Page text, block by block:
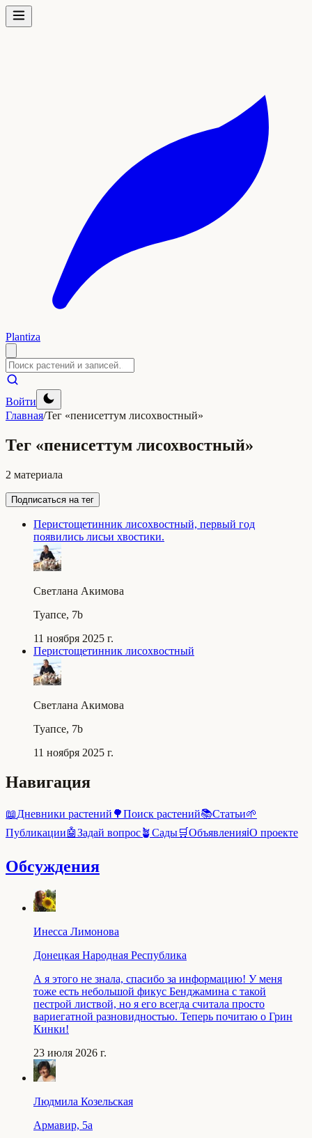
Plantiza
Войти
Главная/Тег «пенисеттум лисохвостный»
Тег «пенисеттум лисохвостный»
2 материала
Подписаться на тег
Перистощетинник лисохвостный, первый год
появились лисьи хвостики.
Светлана Акимова
Туапсе, 7b
11 ноября 2025 г.
Перистощетинник лисохвостный
Светлана Акимова
Туапсе, 7b
11 ноября 2025 г.
Навигация
📖Дневники растений 🌳Поиск растений📚Статьи🌱
Публикации🤖Задай вопрос🪴Сады🛒Объявленияℹ️О проекте
Обсуждения
Инесса Лимонова
Донецкая Народная Республика
А я этого не знала, спасибо за информацию! У меня
тоже есть небольшой фикус Бенджамина с такой
пестрой листвой, но я его всегда считала просто
вариегатной разновидностью. Теперь почитаю о Грин
Кинки!
23 июля 2026 г.
Людмила Козельская
Армавир, 5a